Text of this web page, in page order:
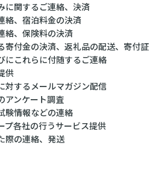
に関するご連絡、決済
絡、宿泊料金の決済
絡、保険料の決済
寄付金の決済、返礼品の配送、寄付証
にこれらに付随するご連絡
供
対するメールマガジン配信
アンケート調査
験情報などの連絡
プ各社の行うサービス提供
際の連絡、発送